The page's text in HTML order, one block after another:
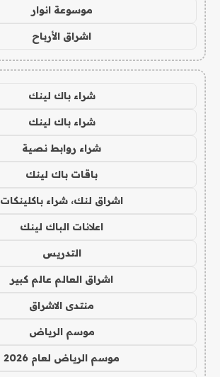
موسوعة انوار
اشراق الأرباح
شراء باك لينك
شراء باك لينك
شراء روابط نصية
باقات باك لينك
اشراق لنك، شراء باكلينكات
اعلانات الباك لينك
التدريس
اشراق العالم عالم كبير
منتدى الاشراق
موسم الرياض
موسم الرياض لعام 2026